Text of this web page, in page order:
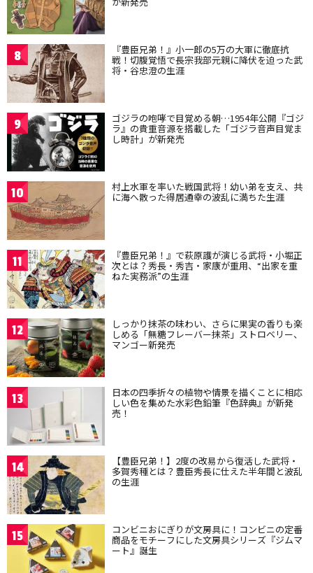
8 『豊臣兄弟！』小一郎の5万の大軍に徹底抗
戦！切腹覚悟で長宗我部元親に降伏を迫った武
将・谷忠澄の生涯
9 ゴジラの咆哮で目覚める朝…1954年公開『ゴジ
ラ』の貴重音源を搭載した「ゴジラ音声目覚ま
し時計」が新発売
10 村上水軍を率いた戦国武将！幼い弟を支え、共
に海へ散った得居通幸の波乱に満ちた生涯
11 『豊臣兄弟！』で萩原護が演じる武将・小堀正
次とは？秀長・秀吉・家康が重用、“出家を重
ねた実務派”の生涯
12 しっかり抹茶の味わい、さらに果実の香りも楽
しめる「無糖フレーバー抹茶」ストロベリー、
マンゴー新発売
13 日本の四季折々の植物や情景を描くことに相応
しい色を集めた水彩色鉛筆『色辞典』が新発
売！
14 【豊臣兄弟！】2度の改易から復活した武将・
多賀秀種とは？豊臣秀長に仕えた半年間と波乱
の生涯
15 コンビニおにぎりが文房具に！コンビニの定番
商品をモチーフにした文房具シリーズ『ジムマ
ート』誕生